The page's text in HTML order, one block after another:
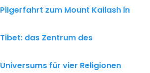
Pilgerfahrt zum Mount Kailash in
Tibet: das Zentrum des
Universums für vier Religionen